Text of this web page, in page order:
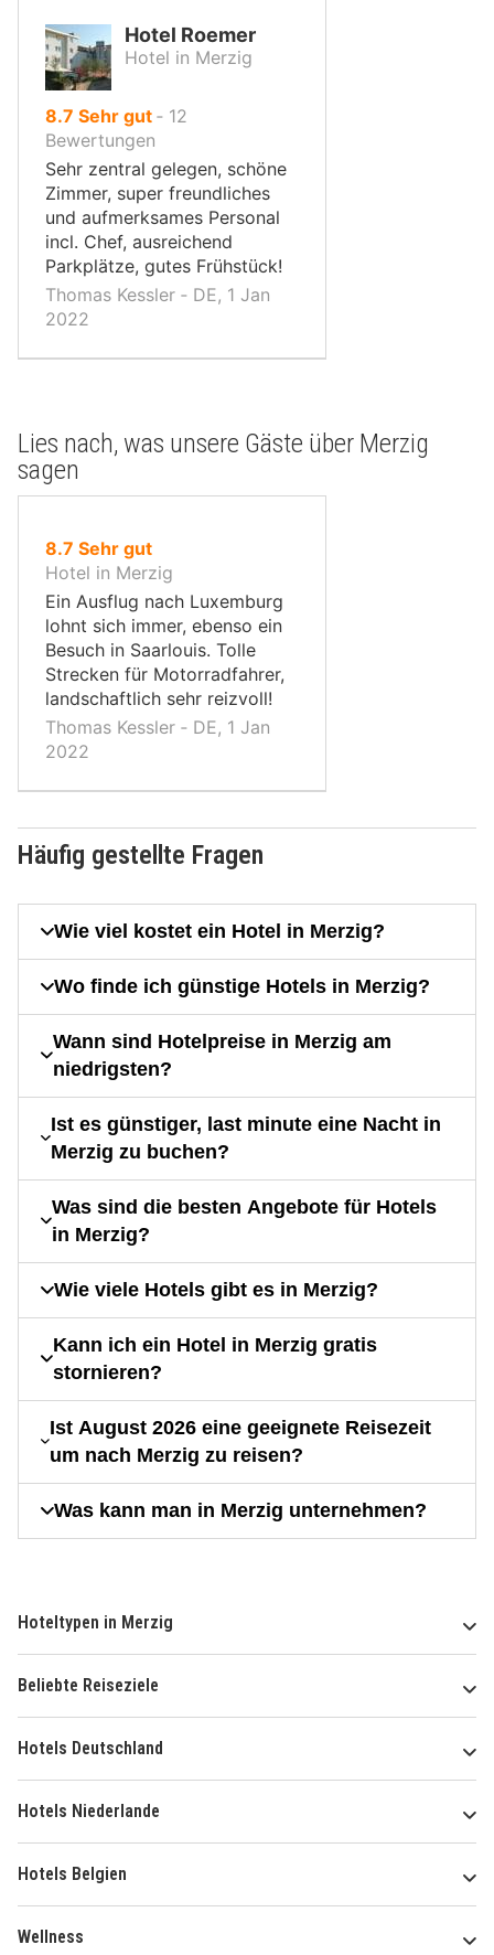
Hotel Roemer
Hotel in Merzig
8.7 von
10,
Sehr gut ‐ 12
Bewertungen
Sehr zentral gelegen, schöne
Zimmer, super freundliches
und aufmerksames Personal
incl. Chef, ausreichend
Parkplätze, gutes Frühstück!
Thomas Kessler ‐ DE, 1 Jan
2022
Lies nach, was unsere Gäste über Merzig
sagen
8.7 von
10,
Sehr gut
Hotel in Merzig
Ein Ausflug nach Luxemburg
lohnt sich immer, ebenso ein
Besuch in Saarlouis. Tolle
Strecken für Motorradfahrer,
landschaftlich sehr reizvoll!
Thomas Kessler ‐ DE, 1 Jan
2022
Häufig gestellte Fragen
Wie viel kostet ein Hotel in Merzig?
Wo finde ich günstige Hotels in Merzig?
Wann sind Hotelpreise in Merzig am
niedrigsten?
Ist es günstiger, last minute eine Nacht in
Merzig zu buchen?
Was sind die besten Angebote für Hotels
in Merzig?
Wie viele Hotels gibt es in Merzig?
Kann ich ein Hotel in Merzig gratis
stornieren?
Ist August 2026 eine geeignete Reisezeit
um nach Merzig zu reisen?
Was kann man in Merzig unternehmen?
Hoteltypen in Merzig
Beliebte Reiseziele
Hotels Deutschland
Hotels Niederlande
Hotels Belgien
Wellness